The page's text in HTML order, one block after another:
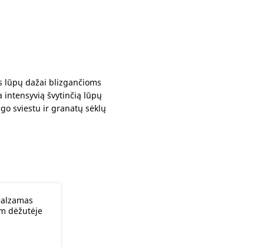
lūpų dažai blizgančioms
intensyvią švytinčią lūpų
sviestu ir granatų sėklų
dėžutėje